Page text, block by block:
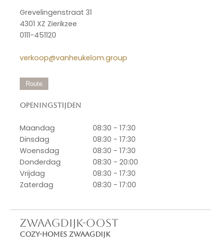
Grevelingenstraat 31
4301 XZ Zierikzee
0111-451120
verkoop@vanheukelom.group
Route
Openingstijden
Maandag
08:30 - 17:30
Dinsdag
08:30 - 17:30
Woensdag
08:30 - 17:30
Donderdag
08:30 - 20:00
Vrijdag
08:30 - 17:30
Zaterdag
08:30 - 17:00
ZWAAGDIJK-OOST
Cozy-Homes Zwaagdijk